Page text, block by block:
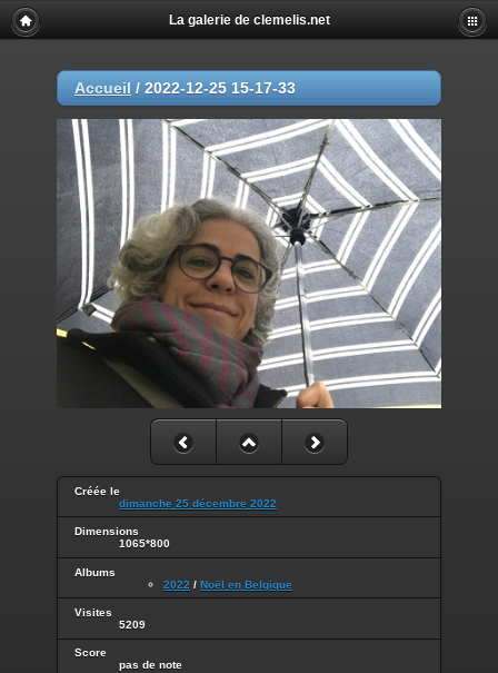
La galerie de clemelis.net
Accueil / 2022-12-25 15-17-33
Créée le
dimanche 25 décembre 2022
Dimensions
1065*800
Albums
2022 / Noël en Belgique
Visites
5209
Score
pas de note